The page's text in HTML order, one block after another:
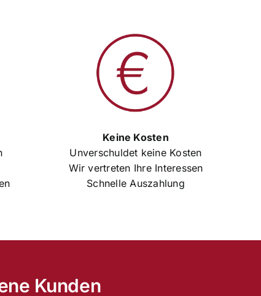
Keine Kosten
Unverschuldet keine Kosten
Wir vertreten Ihre Interessen
Schnelle Auszahlung
Kunden